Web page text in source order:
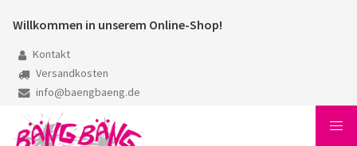
Willkommen in unserem Online-Shop!
Kontakt
Versandkosten
info@baengbaeng.de